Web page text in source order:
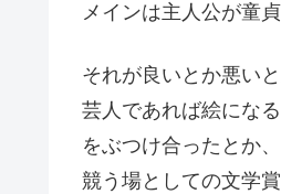
メインは主人公が童
それが良いとか悪い
芸人であれば絵にな
をぶつけ合ったとか
競う場としての文学